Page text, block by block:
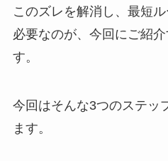
このズレを解消し、最短
必要なのが、今回にご紹
す。
今回はそんな3つのステッ
ます。